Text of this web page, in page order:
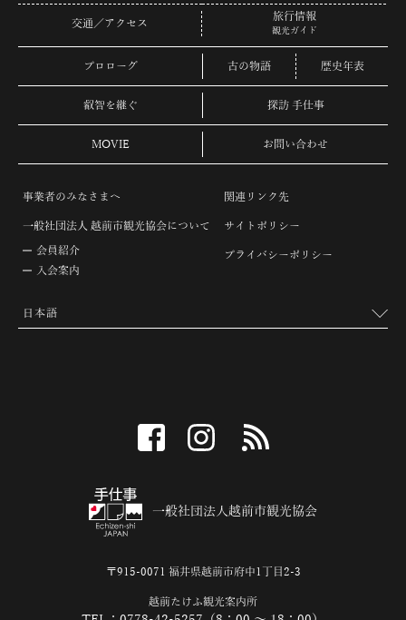
交通／アクセス
旅行情報
観光ガイド
プロローグ 古の物語 歴史年表
叡智を継ぐ 探訪 手仕事
MOVIE お問い合わせ
事業者のみなさまへ
一般社団法人 越前市観光協会について
会員紹介
入会案内
関連リンク先
サイトポリシー
プライバシーポリシー
facebook instagram
一般社団法人越前市観光協会
〒915-0071 福井県越前市府中1丁目2-3
越前たけふ観光案内所